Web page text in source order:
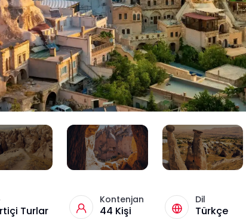
Turlar
Kontenjan
44 Kişi
Dil
Türkçe